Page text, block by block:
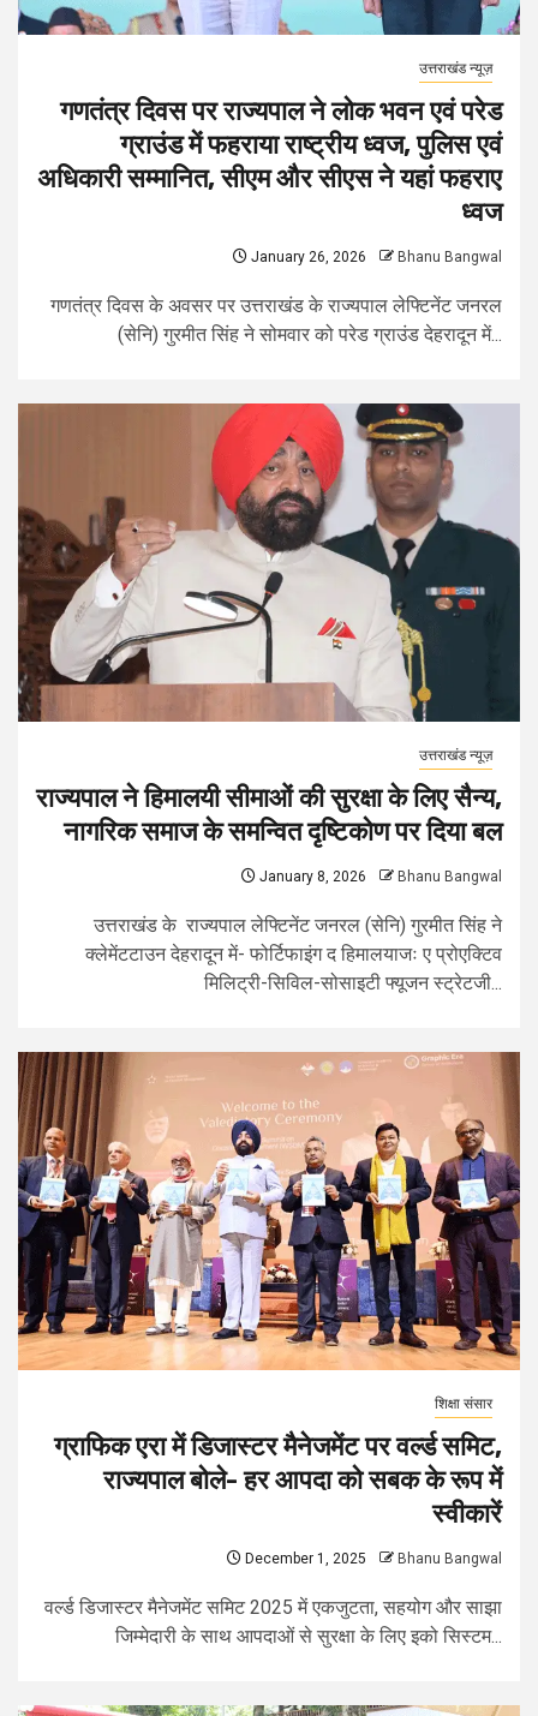
उत्तराखंड न्यूज़
गणतंत्र दिवस पर राज्यपाल ने लोक भवन एवं परेड
ग्राउंड में फहराया राष्ट्रीय ध्वज, पुलिस एवं
अधिकारी सम्मानित, सीएम और सीएस ने यहां फहराए
ध्वज
January 26, 2026 Bhanu Bangwal
गणतंत्र दिवस के अवसर पर उत्तराखंड के राज्यपाल लेफ्टिनेंट जनरल
(सेनि) गुरमीत सिंह ने सोमवार को परेड ग्राउंड देहरादून में...
उत्तराखंड न्यूज़
राज्यपाल ने हिमालयी सीमाओं की सुरक्षा के लिए सैन्य,
नागरिक समाज के समन्वित दृष्टिकोण पर दिया बल
January 8, 2026 Bhanu Bangwal
उत्तराखंड के राज्यपाल लेफ्टिनेंट जनरल (सेनि) गुरमीत सिंह ने
क्लेमेंटटाउन देहरादून में- फोर्टिफाइंग द हिमालयाजः ए प्रोएक्टिव
मिलिट्री-सिविल-सोसाइटी फ्यूजन स्ट्रेटजी...
शिक्षा संसार
ग्राफिक एरा में डिजास्टर मैनेजमेंट पर वर्ल्ड समिट,
राज्यपाल बोले- हर आपदा को सबक के रूप में
स्वीकारें
December 1, 2025 Bhanu Bangwal
वर्ल्ड डिजास्टर मैनेजमेंट समिट 2025 में एकजुटता, सहयोग और साझा
जिम्मेदारी के साथ आपदाओं से सुरक्षा के लिए इको सिस्टम...